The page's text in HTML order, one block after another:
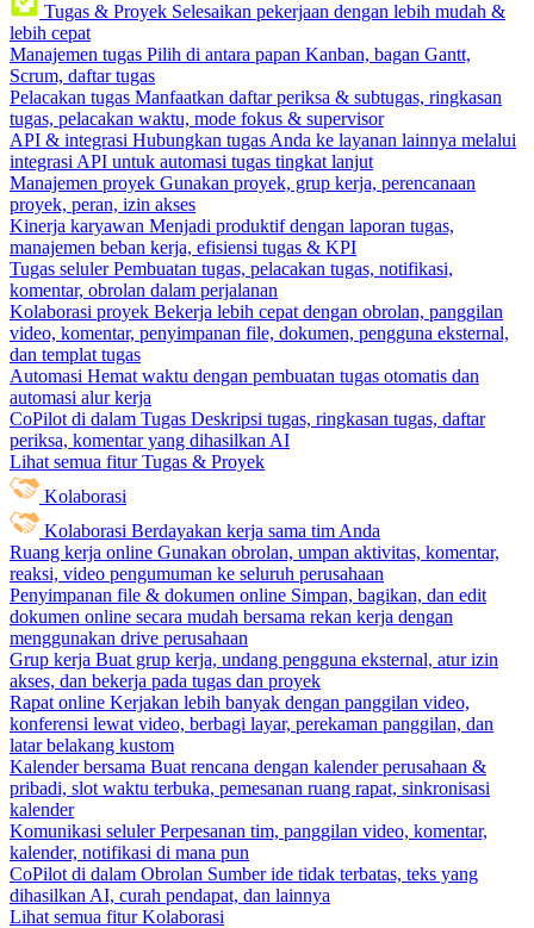
Tugas & Proyek Selesaikan pekerjaan dengan lebih mudah &
lebih cepat
Manajemen tugas Pilih di antara papan Kanban, bagan Gantt,
Scrum, daftar tugas
Pelacakan tugas Manfaatkan daftar periksa & subtugas, ringkasan
tugas, pelacakan waktu, mode fokus & supervisor
API & integrasi Hubungkan tugas Anda ke layanan lainnya melalui
integrasi API untuk automasi tugas tingkat lanjut
Manajemen proyek Gunakan proyek, grup kerja, perencanaan
proyek, peran, izin akses
Kinerja karyawan Menjadi produktif dengan laporan tugas,
manajemen beban kerja, efisiensi tugas & KPI
Tugas seluler Pembuatan tugas, pelacakan tugas, notifikasi,
komentar, obrolan dalam perjalanan
Kolaborasi proyek Bekerja lebih cepat dengan obrolan, panggilan
video, komentar, penyimpanan file, dokumen, pengguna eksternal,
dan templat tugas
Automasi Hemat waktu dengan pembuatan tugas otomatis dan
automasi alur kerja
CoPilot di dalam Tugas Deskripsi tugas, ringkasan tugas, daftar
periksa, komentar yang dihasilkan AI
Lihat semua fitur Tugas & Proyek
Kolaborasi
Kolaborasi Berdayakan kerja sama tim Anda
Ruang kerja online Gunakan obrolan, umpan aktivitas, komentar,
reaksi, video pengumuman ke seluruh perusahaan
Penyimpanan file & dokumen online Simpan, bagikan, dan edit
dokumen online secara mudah bersama rekan kerja dengan
menggunakan drive perusahaan
Grup kerja Buat grup kerja, undang pengguna eksternal, atur izin
akses, dan bekerja pada tugas dan proyek
Rapat online Kerjakan lebih banyak dengan panggilan video,
konferensi lewat video, berbagi layar, perekaman panggilan, dan
latar belakang kustom
Kalender bersama Buat rencana dengan kalender perusahaan &
pribadi, slot waktu terbuka, pemesanan ruang rapat, sinkronisasi
kalender
Komunikasi seluler Perpesanan tim, panggilan video, komentar,
kalender, notifikasi di mana pun
CoPilot di dalam Obrolan Sumber ide tidak terbatas, teks yang
dihasilkan AI, curah pendapat, dan lainnya
Lihat semua fitur Kolaborasi